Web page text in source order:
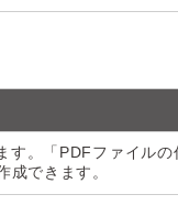
す。「PDFファイルの
成できます。